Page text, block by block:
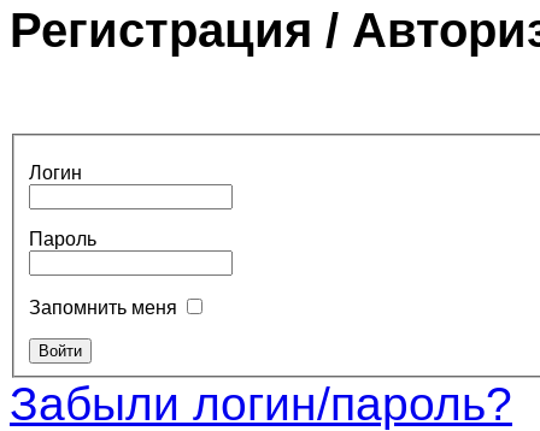
Регистрация /
Логин
Пароль
Запомнить меня
Забыли логин/пароль?